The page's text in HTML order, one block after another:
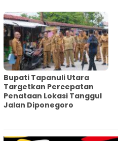
‎Bupati Tapanuli Utara
Targetkan Percepatan
Penataan Lokasi Tanggul
Jalan Diponegoro